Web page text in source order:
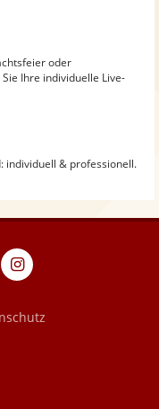
oder
Ihre individuelle Live-
individuell & professionell.
eventpeppers